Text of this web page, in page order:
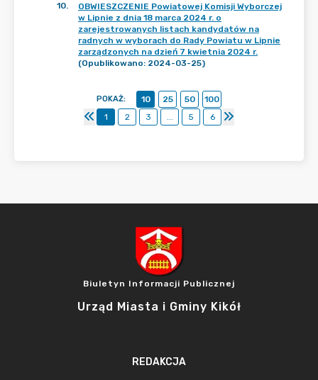
10.
OBWIESZCZENIE Powiatowej Komisji Wyborczej
w Lipnie z dnia 18 marca 2024 r. o
zarejestrowanych listach kandydatów na
radnych w wyborach do Rady Powiatu w Lipnie
zarządzonych na dzień 7 kwietnia 2024 r.
(Opublikowano: 2024-03-25)
POKAŻ: 10 25 50
100
1
2 3 ... 5 6
Biuletyn Informacji Publicznej
Urząd Miasta i Gminy Kikół
REDAKCJA